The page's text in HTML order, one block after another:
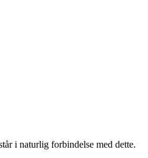
i naturlig forbindelse med dette.